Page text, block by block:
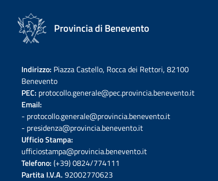
Provincia di Benevento
Indirizzo: Piazza Castello, Rocca dei Rettori, 82100
Benevento
PEC: protocollo.generale@pec.provincia.benevento.it
Email:
- protocollo.generale@provincia.benevento.it
- presidenza@provincia.benevento.it
Ufficio Stampa:
ufficiostampa@provincia.benevento.it
Telefono: (+39) 0824/774111
Partita I.V.A. 92002770623